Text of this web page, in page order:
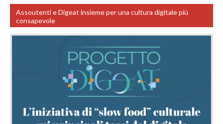
Assoutenti e Digeat insieme per una cultura digitale più
consapevole